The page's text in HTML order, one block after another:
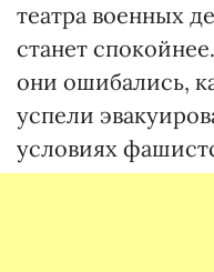
театра военных
станет
они ошибались,
успели
условиях